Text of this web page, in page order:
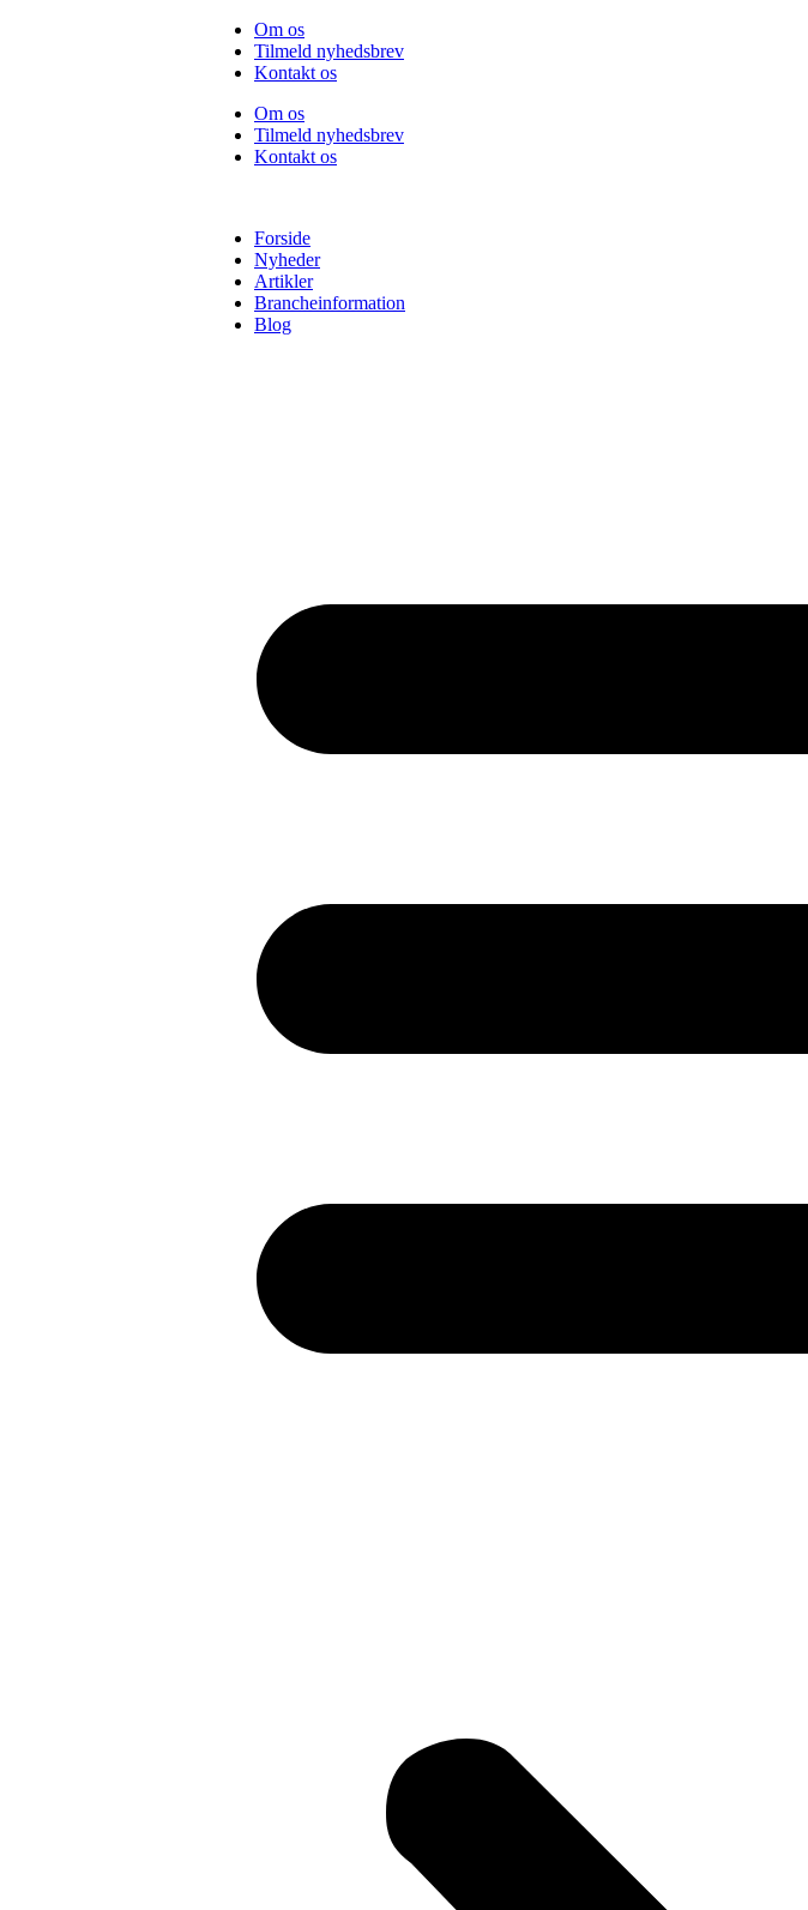
Om os
Tilmeld nyhedsbrev
Kontakt os
Om os
Tilmeld nyhedsbrev
Kontakt os
Forside
Nyheder
Artikler
Brancheinformation
Blog